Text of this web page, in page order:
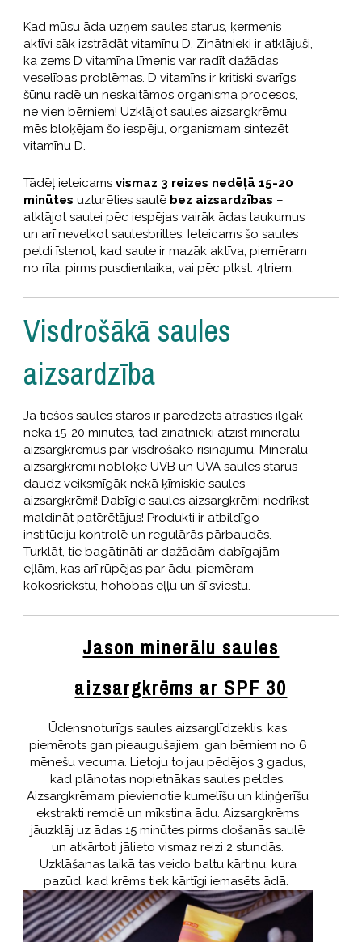
Kad mūsu āda uzņem saules starus, ķermenis
aktīvi sāk izstrādāt vitamīnu D. Zinātnieki ir atklājuši,
ka zems D vitamīna līmenis var radīt dažādas
veselības problēmas. D vitamīns ir kritiski svarīgs
šūnu radē un neskaitāmos organisma procesos,
ne vien bērniem! Uzklājot saules aizsargkrēmu
mēs bloķējam šo iespēju, organismam sintezēt
vitamīnu D.
Tādēļ ieteicams vismaz 3 reizes nedēļā 15-20
minūtes uzturēties saulē bez aizsardzības –
atklājot saulei pēc iespējas vairāk ādas laukumus
un arī nevelkot saulesbrilles. Ieteicams šo saules
peldi īstenot, kad saule ir mazāk aktīva, piemēram
no rīta, pirms pusdienlaika, vai pēc plkst. 4triem.
Visdrošākā saules
aizsardzība
Ja tiešos saules staros ir paredzēts atrasties ilgāk
nekā 15-20 minūtes, tad zinātnieki atzīst minerālu
aizsargkrēmus par visdrošāko risinājumu. Minerālu
aizsargkrēmi nobloķē UVB un UVA saules starus
daudz veiksmīgāk nekā ķīmiskie saules
aizsargkrēmi! Dabīgie saules aizsargkrēmi nedrīkst
maldināt patērētājus! Produkti ir atbildīgo
institūciju kontrolē un regulārās pārbaudēs.
Turklāt, tie bagātināti ar dažādām dabīgajām
eļļām, kas arī rūpējas par ādu, piemēram
kokosriekstu, hohobas eļļu un šī sviestu.
Jason minerālu saules
aizsargkrēms ar SPF 30
Ūdensnoturīgs saules aizsarglīdzeklis, kas
piemērots gan pieaugušajiem, gan bērniem no 6
mēnešu vecuma. Lietoju to jau pēdējos 3 gadus,
kad plānotas nopietnākas saules peldes.
Aizsargkrēmam pievienotie kumelīšu un kliņģerīšu
ekstrakti remdē un mīkstina ādu. Aizsargkrēms
jāuzklāj uz ādas 15 minūtes pirms došanās saulē
un atkārtoti jālieto vismaz reizi 2 stundās.
Uzklāšanas laikā tas veido baltu kārtiņu, kura
pazūd, kad krēms tiek kārtīgi iemasēts ādā.